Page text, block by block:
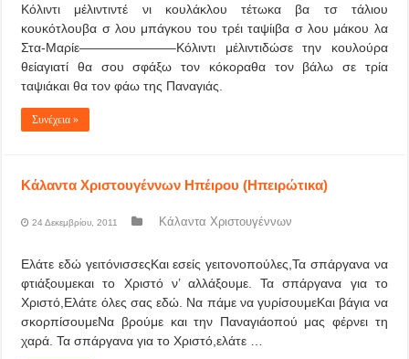
Κόλιντι μέλιντιντέ νι κουλάκλου τέτωκα βα τσ τάλιου
κουκότλουβα σ λου μπάγκου του τρέι ταψίιβα σ λου μάκου λα
Στα-Μαρίε———————–Κόλιντι μέλιντιδώσε την κουλούρα
θείαγιατί θα σου σφάξω τον κόκοραθα τον βάλω σε τρία
ταψιάκαι θα τον φάω της Παναγιάς.
Συνέχεια »
Κάλαντα Χριστουγέννων Ηπέιρου (Ηπειρώτικα)
24 Δεκεμβρίου, 2011 Κάλαντα Χριστουγέννων
Ελάτε εδώ γειτόνισσεςΚαι εσείς γειτονοπούλες,Τα σπάργανα να
φτιάξουμεκαι το Χριστό ν’ αλλάξουμε. Τα σπάργανα για το
Χριστό,Ελάτε όλες σας εδώ. Να πάμε να γυρίσουμεΚαι βάγια να
σκορπίσουμεΝα βρούμε και την Παναγιάοπού μας φέρνει τη
χαρά. Τα σπάργανα για το Χριστό,ελάτε …